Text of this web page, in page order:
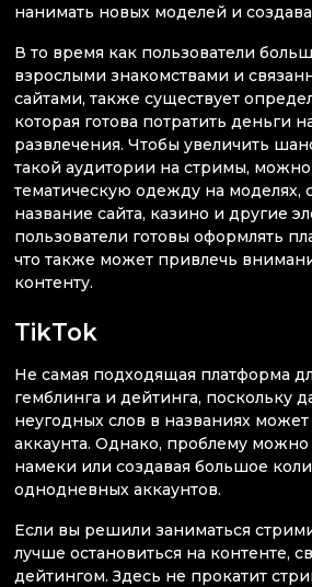
нанимать новых моделей и
В то время как пользователи
взрослыми знакомствами и
сайтами, также существует
которая готова потратить деньги
развлечения. Чтобы увеличить
такой аудитории на стримы, можно
тематическую одежду на моделях,
название сайта, казино и другие
пользователи готовы оформлять
что также может привлечь
контенту.
TikTok
Не самая подходящая платформа
гемблинга и дейтинга, поскольку
неугодных слов в названиях
аккаунта. Однако, проблему
намеки или создавая большое
однодневных аккаунтов.
Если вы решили заниматься
лучше остановиться на контенте,
дейтингом. Здесь не прокатит